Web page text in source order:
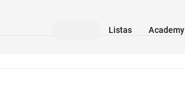
Listas Academy